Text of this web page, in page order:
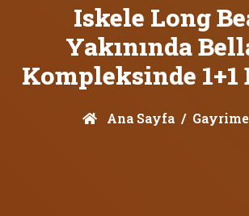
Iskele Long
Yakınında
Kompleksinde
Ana Sayfa